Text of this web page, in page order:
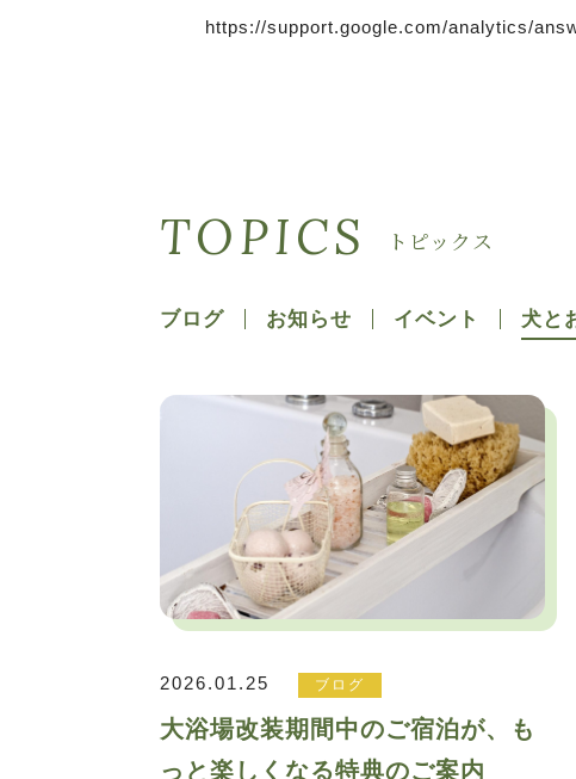
https://support.google.com/analytics/
TOPICS トピックス
ブログ お知らせ イベント 犬と
2026.01.25 ブログ
大浴場改装期間中のご宿泊が、も
っと楽しくなる特典のご案内